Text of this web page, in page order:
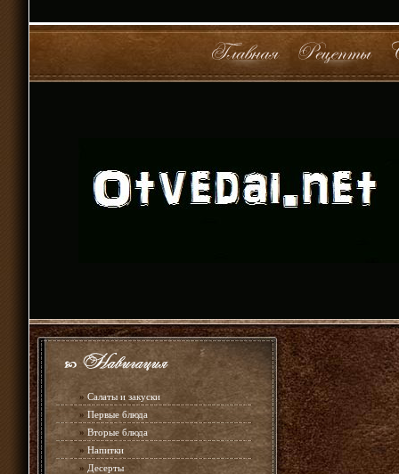
» Салаты и закуски
» Первые блюда
» Вторые блюда
» Напитки
»Десерты